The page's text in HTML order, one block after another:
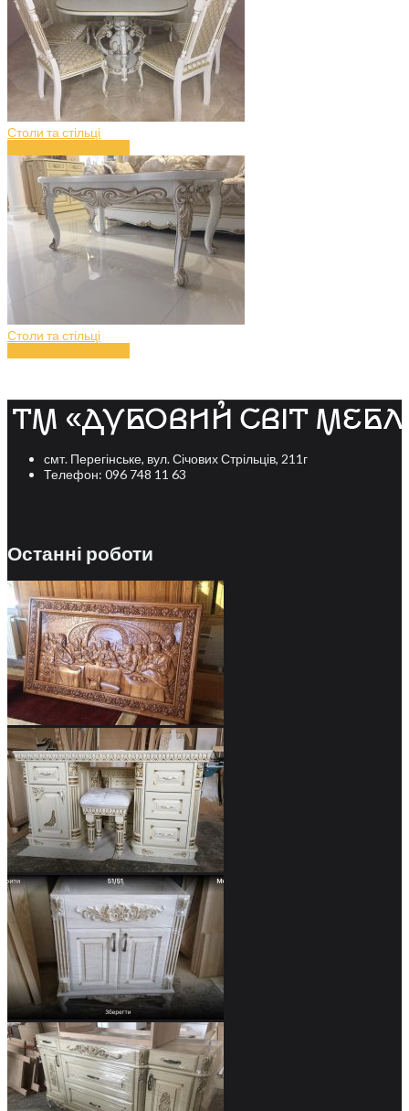
Столи та стільці
Столи та стільці
смт. Перегінське, вул. Січових Стрільців, 211г
Телефон: 096 748 11 63
Останні роботи